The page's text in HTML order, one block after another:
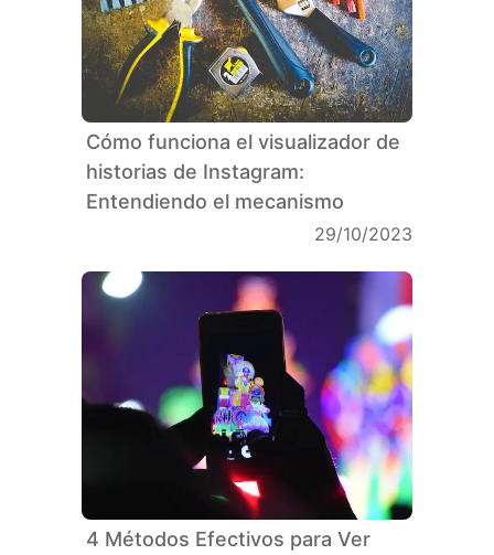
Cómo funciona el visualizador de
historias de Instagram:
Entendiendo el mecanismo
29/10/2023
4 Métodos Efectivos para Ver